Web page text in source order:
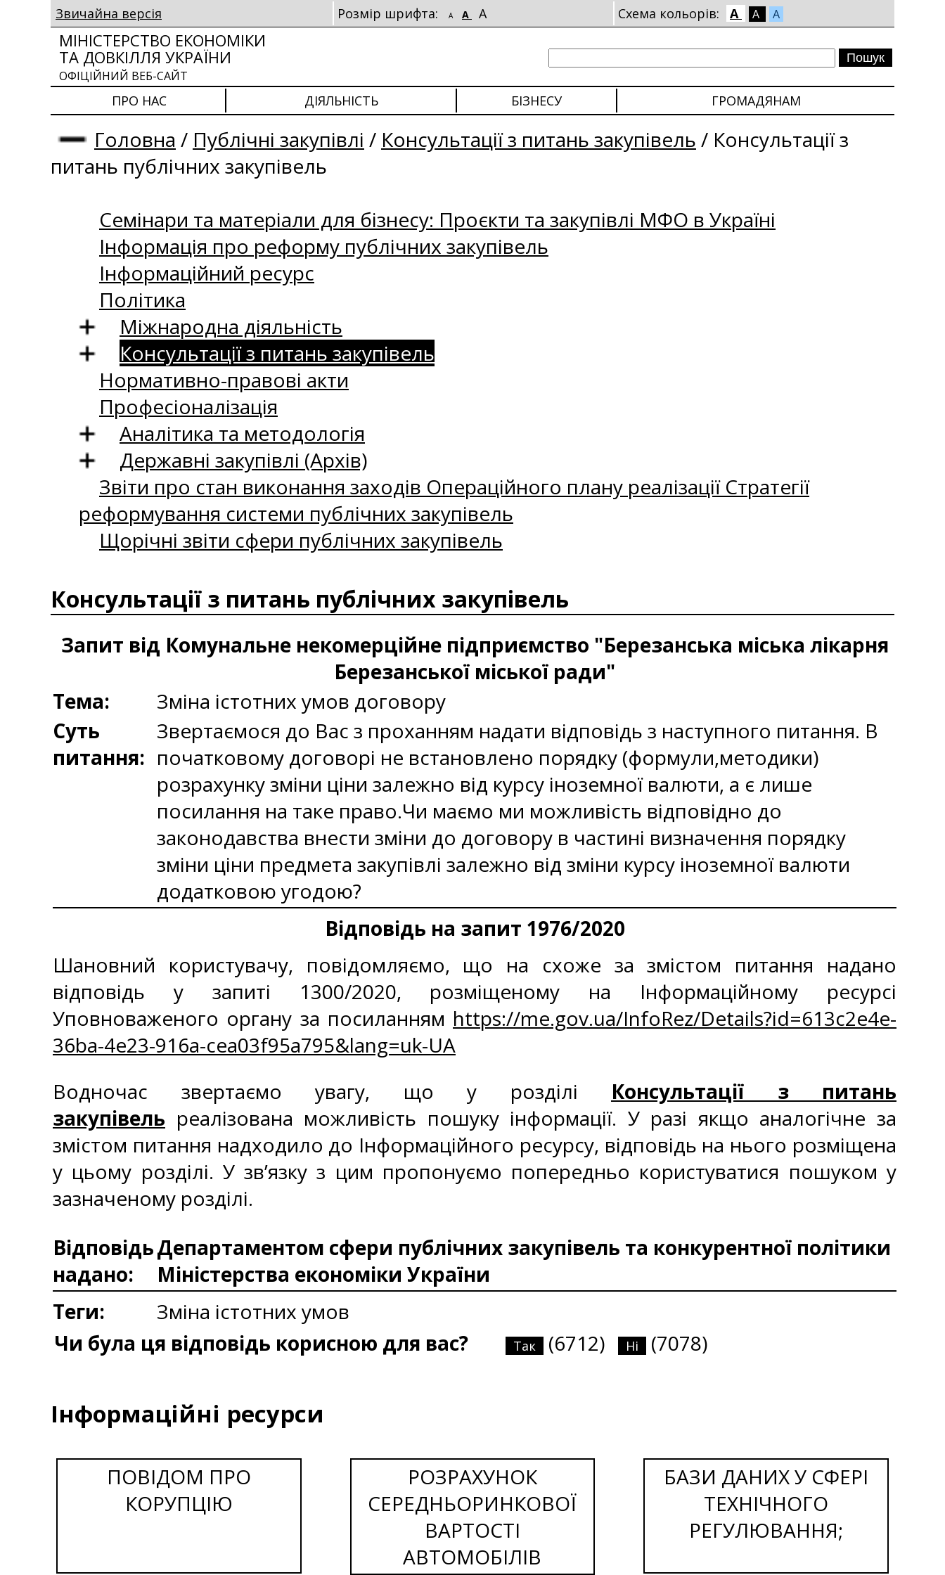
Звичайна версія Розмір шрифта: A A A Схема кольорів: A A A
МІНІСТЕРСТВО ЕКОНОМІКИ
ТА ДОВКІЛЛЯ УКРАЇНИ
ОФІЦІЙНИЙ ВЕБ-САЙТ
ПРО НАС ДІЯЛЬНІСТЬ БІЗНЕСУ ГРОМАДЯНАМ
Головна / Публічні закупівлі / Консультації з питань закупівель / Консультації з
питань публічних закупівель
Семінари та матеріали для бізнесу: Проєкти та закупівлі МФО в Україні
Інформація про реформу публічних закупівель
Інформаційний ресурс
Політика
Міжнародна діяльність
Консультації з питань закупівель
Нормативно-правові акти
Професіоналізація
Аналітика та методологія
Державні закупівлі (Архів)
Звіти про стан виконання заходів Операційного плану реалізації Стратегії
реформування системи публічних закупівель
Щорічні звіти сфери публічних закупівель
Консультації з питань публічних закупівель
Запит від Комунальне некомерційне підприємство "Березанська міська лікарня
Березанської міської ради"
Тема:
Зміна істотних умов договору
Суть
питання:
Звертаємося до Вас з проханням надати відповідь з наступного питання. В
початковому договорі не встановлено порядку (формули,методики)
розрахунку зміни ціни залежно від курсу іноземної валюти, а є лише
посилання на таке право.Чи маємо ми можливість відповідно до
законодавства внести зміни до договору в частині визначення порядку
зміни ціни предмета закупівлі залежно від зміни курсу іноземної валюти
додатковою угодою?
Відповідь на запит 1976/2020
Шановний користувачу, повідомляємо, що на схоже за змістом питання надано
відповідь у запиті 1300/2020, розміщеному на Інформаційному ресурсі
Уповноваженого органу за посиланням https://me.gov.ua/InfoRez/Details?id=613c2e4e-
36ba-4e23-916a-cea03f95a795&lang=uk-UA
Водночас звертаємо увагу, що у розділі Консультації з питань
закупівель реалізована можливість пошуку інформації. У разі якщо аналогічне за
змістом питання надходило до Інформаційного ресурсу, відповідь на нього розміщена
у цьому розділі. У зв’язку з цим пропонуємо попередньо користуватися пошуком у
зазначеному розділі.
Відповідь
надано:
Департаментом сфери публічних закупівель та конкурентної політики
Міністерства економіки України
Теги:
Зміна істотних умов
Чи була ця відповідь корисною для вас?
Так (6712) Ні (7078)
Інформаційні ресурси
ПОВІДОМ ПРО
КОРУПЦІЮ
РОЗРАХУНОК
СЕРЕДНЬОРИНКОВОЇ
ВАРТОСТІ
АВТОМОБІЛІВ
БАЗИ ДАНИХ У СФЕРІ
ТЕХНІЧНОГО
РЕГУЛЮВАННЯ;